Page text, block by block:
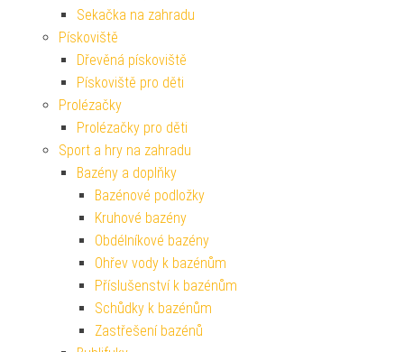
Sekačka na zahradu
Pískoviště
Dřevěná pískoviště
Pískoviště pro děti
Prolézačky
Prolézačky pro děti
Sport a hry na zahradu
Bazény a doplňky
Bazénové podložky
Kruhové bazény
Obdélníkové bazény
Ohřev vody k bazénům
Příslušenství k bazénům
Schůdky k bazénům
Zastřešení bazénů